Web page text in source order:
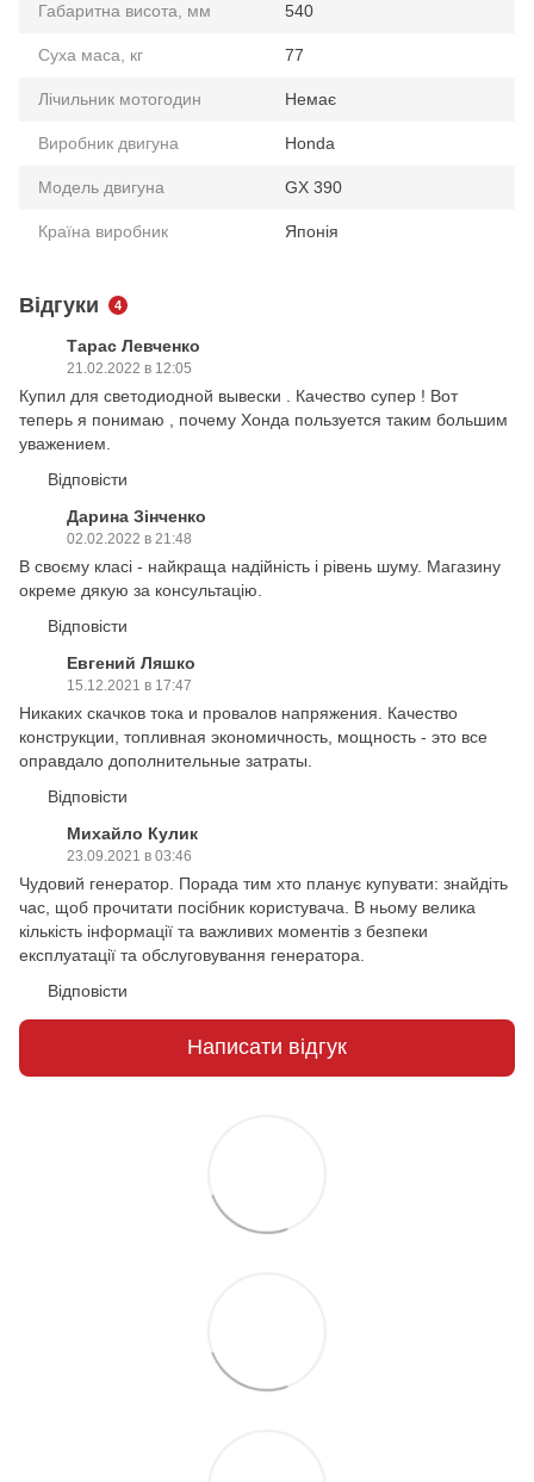
Габаритна висота, мм 540
Суха маса, кг 77
Лічильник мотогодин Немає
Виробник двигуна Honda
Модель двигуна GX 390
Країна виробник Японія
Відгуки 4
Тарас Левченко
21.02.2022 в 12:05
Купил для светодиодной вывески . Качество супер ! Вот
теперь я понимаю , почему Хонда пользуется таким большим
уважением.
Відповісти
Дарина Зінченко
02.02.2022 в 21:48
В своєму класі - найкраща надійність і рівень шуму. Магазину
окреме дякую за консультацію.
Відповісти
Евгений Ляшко
15.12.2021 в 17:47
Никаких скачков тока и провалов напряжения. Качество
конструкции, топливная экономичность, мощность - это все
оправдало дополнительные затраты.
Відповісти
Михайло Кулик
23.09.2021 в 03:46
Чудовий генератор. Порада тим хто планує купувати: знайдіть
час, щоб прочитати посібник користувача. В ньому велика
кількість інформації та важливих моментів з безпеки
експлуатації та обслуговування генератора.
Відповісти
Написати відгук